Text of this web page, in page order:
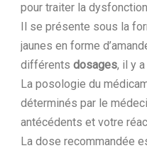
pour traiter la
Il se présente sous la
jaunes en forme
différents dosages, il y
La posologie du
déterminés par le
antécédents et votre
La dose recommandée